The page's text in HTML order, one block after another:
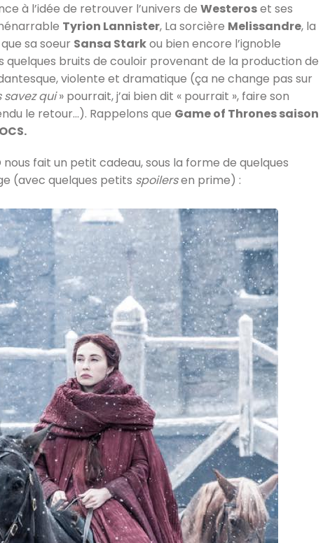
à l’idée de retrouver l’univers de Westeroset ses
Tyrion Lannister, La sorcière Melissandre, la
sa soeur Sansa Starkou bien encore l’ignoble
quelques bruits de couloir provenant de la production de
violente et dramatique (ça ne change pas sur
savez qui» pourrait, j’ai bien dit « pourrait », faire son
le retour…). Rappelons que Game of Thrones saison
fait un petit cadeau, sous la forme de quelques
(avec quelques petits spoilersen prime) :